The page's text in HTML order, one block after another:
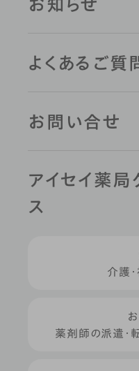
お知らせ
よくあるご質
お問い合せ
アイセイ薬局
ス
介護
薬剤師の派遣・